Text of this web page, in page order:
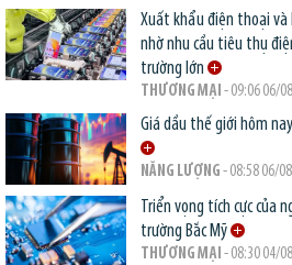
Xuất khẩu điện thoại
nhờ nhu cầu tiêu thụ
trường lớn
THƯƠNG MẠI - 09:06 06/
Giá dầu thế giới hôm
NĂNG LƯỢNG - 08:58 06/
Triển vọng tích cực của
trường Bắc Mỹ
THƯƠNG MẠI - 08:30 04/